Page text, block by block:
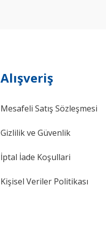
Alışveriş
Mesafeli Satış Sözleşmesi
Gizlilik ve Güvenlik
İptal İade Koşullari
Kişisel Veriler Politikası